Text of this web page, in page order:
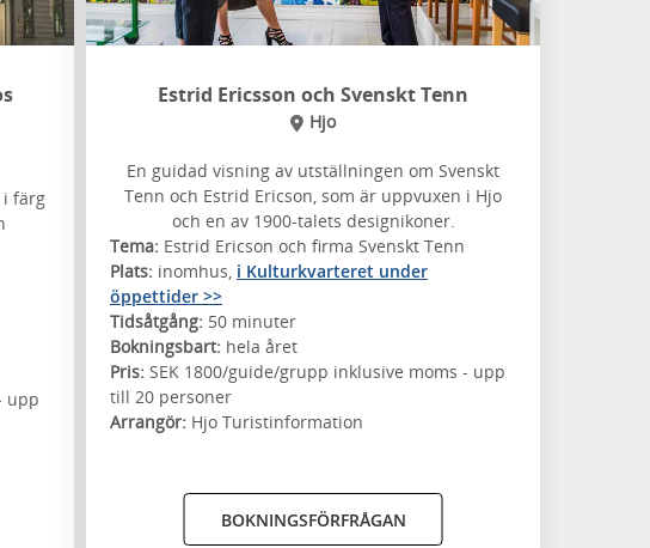
färg
upp
Estrid Ericsson och Svenskt Tenn
Hjo
En guidad visning av utställningen om Svenskt
Tenn och Estrid Ericson, som är uppvuxen i Hjo
och en av 1900-talets designikoner.
Tema: Estrid Ericson och firma Svenskt Tenn
Plats: inomhus, i Kulturkvarteret under
öppettider >>
Tidsåtgång: 50 minuter
Bokningsbart: hela året
Pris: SEK 1800/guide/grupp inklusive moms - upp
till 20 personer
Arrangör: Hjo Turistinformation
BOKNINGSFÖRFRÅGAN